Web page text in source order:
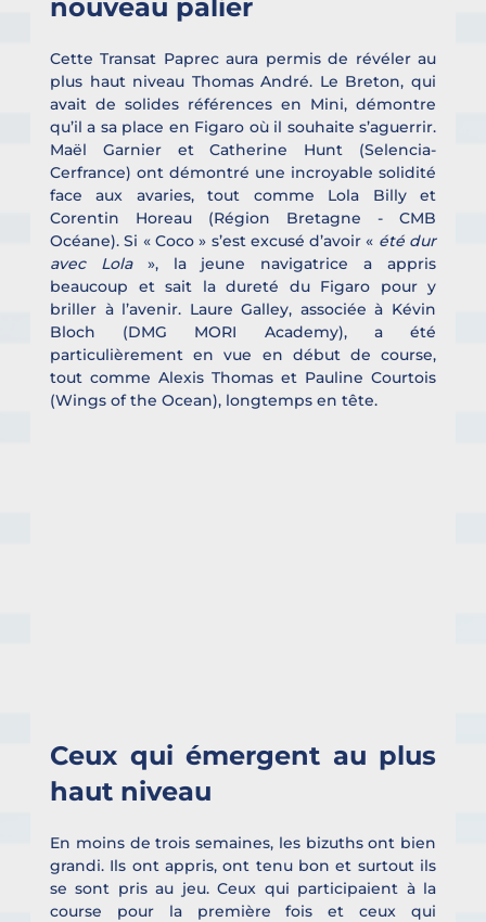
nouveau palier
Cette Transat Paprec aura permis de révéler au
plus haut niveau Thomas André. Le Breton, qui
avait de solides références en Mini, démontre
qu’il a sa place en Figaro où il souhaite s’aguerrir.
Maël Garnier et Catherine Hunt (Selencia-
Cerfrance) ont démontré une incroyable solidité
face aux avaries, tout comme Lola Billy et
Corentin Horeau (Région Bretagne - CMB
Océane). Si « Coco » s’est excusé d’avoir « été dur
avec Lola », la jeune navigatrice a appris
beaucoup et sait la dureté du Figaro pour y
briller à l’avenir. Laure Galley, associée à Kévin
Bloch (DMG MORI Academy), a été
particulièrement en vue en début de course,
tout comme Alexis Thomas et Pauline Courtois
(Wings of the Ocean), longtemps en tête.
Ceux qui émergent au plus
haut niveau
En moins de trois semaines, les bizuths ont bien
grandi. Ils ont appris, ont tenu bon et surtout ils
se sont pris au jeu. Ceux qui participaient à la
course pour la première fois et ceux qui